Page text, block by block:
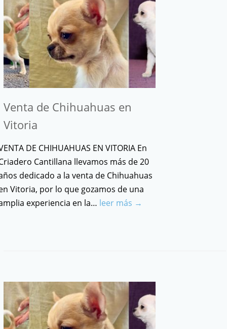
Venta de Chihuahuas en
Vitoria
DE CHIHUAHUAS EN VITORIA En
Cantillana llevamos más de 20
dedicado a la venta de Chihuahuas
Vitoria, por lo que gozamos de una
experiencia en la… leer más →